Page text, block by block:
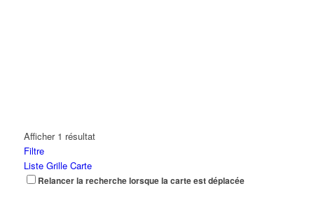
Afficher 1 résultat
Filtre
Liste Grille Carte
Relancer la recherche lorsque la carte est déplacée